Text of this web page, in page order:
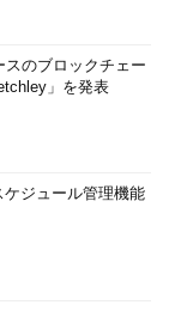
のブロックチェー
」を発表
ジュール管理機能